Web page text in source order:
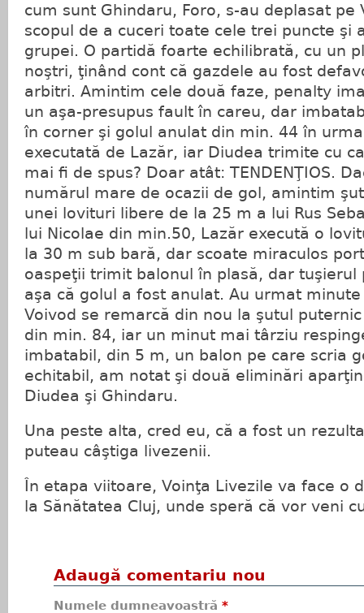
cum sunt Ghindaru, Foro, s-au deplasat pe
scopul de a cuceri toate cele trei puncte şi
grupei. O partidă foarte echilibrată, cu un
noştri, ţinând cont că gazdele au fost
arbitri. Amintim cele două faze, penalty
un aşa-presupus fault în careu, dar
în corner şi golul anulat din min. 44 în
executată de Lazăr, iar Diudea trimite cu
mai fi de spus? Doar atât: TENDENŢIOS.
numărul mare de ocazii de gol, amintim
unei lovituri libere de la 25 m a lui Rus
lui Nicolae din min.50, Lazăr execută o
la 30 m sub bară, dar scoate miraculos
oaspeţii trimit balonul în plasă, dar tuşierul
aşa că golul a fost anulat. Au urmat
Voivod se remarcă din nou la şutul
din min. 84, iar un minut mai târziu
imbatabil, din 5 m, un balon pe care scria
echitabil, am notat şi două eliminări
Diudea şi Ghindaru.
Una peste alta, cred eu, că a fost un
puteau câştiga livezenii.
În etapa viitoare, Voinţa Livezile va face o
la Sănătatea Cluj, unde speră că vor veni
Adaugă comentariu nou
Numele dumneavoastră *